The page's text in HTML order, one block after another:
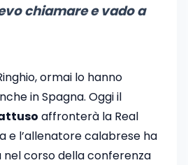
chiamare e vado a
ormai lo hanno
in Spagna. Oggi il
affronterà la Real
e l’allenatore calabrese ha
corso della conferenza